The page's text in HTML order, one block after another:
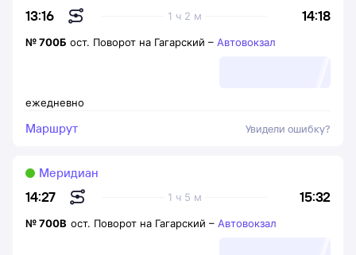
13:16 14:18
1 ч 2 м
ежедневно
№700Б ост. Поворот на Гагарский – Автовокзал
Маршрут Увидели ошибку?
14:27 15:32
1 ч 5 м
Меридиан
№700В ост. Поворот на Гагарский – Автовокзал